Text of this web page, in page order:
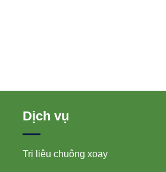
Dịch vụ
Trị liệu chuông xoay